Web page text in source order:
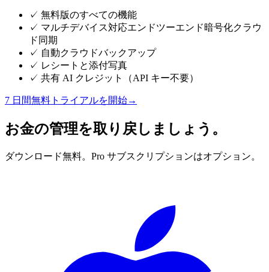
✓ 無料版のすべての機能
✓ マルチデバイス対応エンドツーエンド暗号化クラウ
ド同期
✓ 自動クラウドバックアップ
✓ レシートと添付写真
✓ 共有 AI クレジット（API キー不要）
7 日間無料トライアルを開始→
お金の管理を取り戻しましょう。
ダウンロード無料。Pro サブスクリプションはオプション。